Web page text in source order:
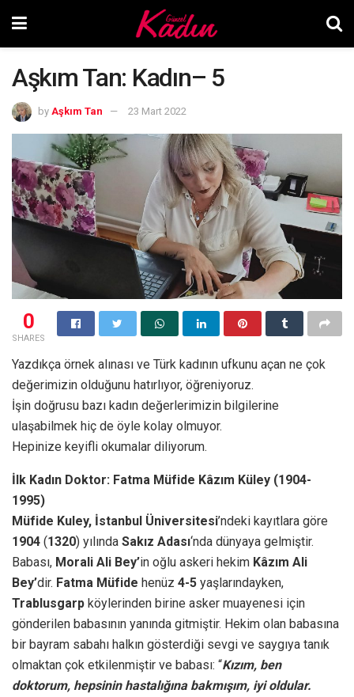
Aşkım Tan: Kadın– 5
by Aşkım Tan 23 Mart 2022
0
SHARES
Yazdıkça örnek alınası ve Türk kadının ufkunu açan ne çok
değerimizin olduğunu hatırlıyor, öğreniyoruz.
İşin doğrusu bazı kadın değerlerimizin bilgilerine
ulaşabilmek hiç de öyle kolay olmuyor.
Hepinize keyifli okumalar diliyorum.
İlk Kadın Doktor: Fatma Müfide Kâzım Küley (1904-
1995)
Müfide Kuley, İstanbul Üniversitesi’ndeki kayıtlara göre
1904 (1320) yılında Sakız Adası‘nda dünyaya gelmiştir.
Babası, Morali Ali Bey’in oğlu askeri hekim Kâzım Ali
Bey’dir. Fatma Müfide henüz 4-5 yaşlarındayken,
Trablusgarp köylerinden birine asker muayenesi için
gönderilen babasının yanında gitmiştir. Hekim olan babasına
bir bayram sabahı halkın gösterdiği sevgi ve saygıya tanık
olmaktan çok etkilenmiştir ve babası: “Kızım, ben
doktorum, hepsinin hastalığına bakmışım, iyi oldular.